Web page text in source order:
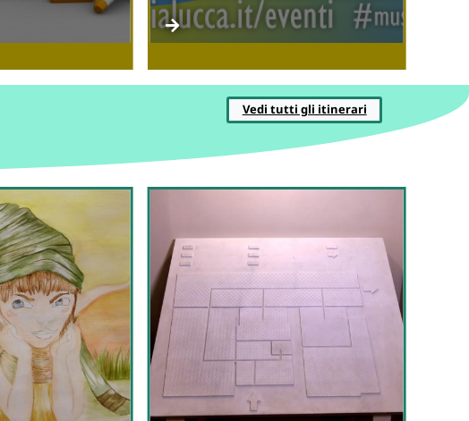
Vedi tutti gli itinerari